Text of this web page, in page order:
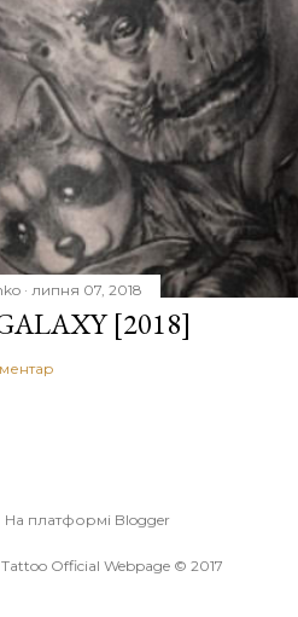
липня 07, 2018
[2018]
На платформі Blogger
Official Webpage © 2017